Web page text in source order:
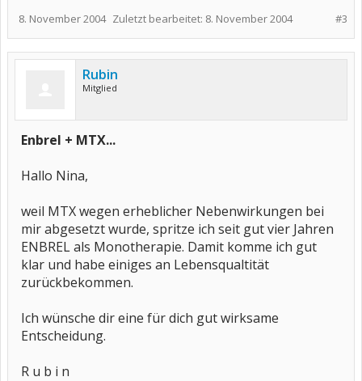
#3
8. November 2004 Zuletzt bearbeitet: 8. November 2004
Rubin
Mitglied
Enbrel + MTX...
Hallo Nina,
weil MTX wegen erheblicher Nebenwirkungen bei
mir abgesetzt wurde, spritze ich seit gut vier Jahren
ENBREL als Monotherapie. Damit komme ich gut
klar und habe einiges an Lebensqualtität
zurückbekommen.
Ich wünsche dir eine für dich gut wirksame
Entscheidung.
R u b i n